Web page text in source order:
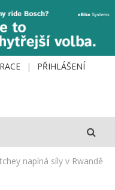
PŘIHLÁŠENÍ
napíná síly v Rwandě